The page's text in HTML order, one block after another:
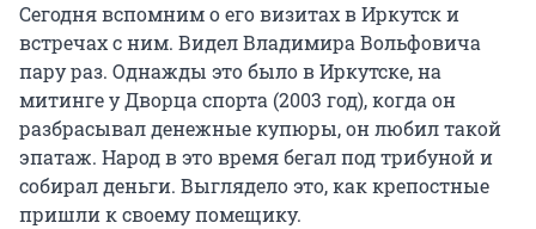
Сегодня вспомним о его визитах в Иркутск и
встречах с ним. Видел Владимира Вольфовича
пару раз. Однажды это было в Иркутске, на
митинге у Дворца спорта (2003 год), когда он
разбрасывал денежные купюры, он любил такой
эпатаж. Народ в это время бегал под трибуной и
собирал деньги. Выглядело это, как крепостные
пришли к своему помещику.